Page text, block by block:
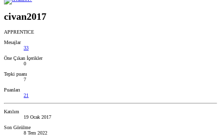
civan2017
APPRENTICE
Mesajlar
33
Öne Çıkan İçerikler
0
Tepki puanı
7
Puanları
21
Katılım
19 Ocak 2017
Son Görülme
8 Tem 2022